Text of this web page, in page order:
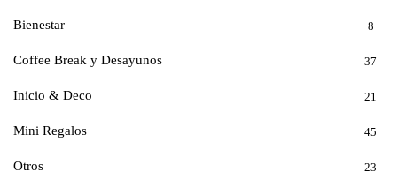
Bienestar 8
Coffee Break y Desayunos 37
Inicio & Deco 21
Mini Regalos 45
Otros 23